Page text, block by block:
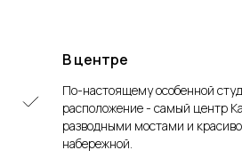
В центре
По-настоящему особенной
расположение - самый центр
разводными мостами и
набережной.